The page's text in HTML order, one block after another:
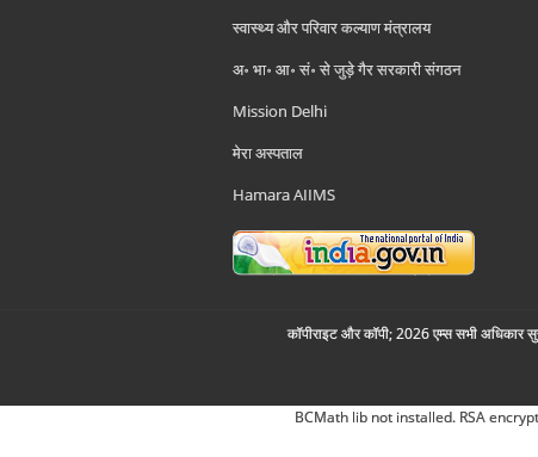
स्वास्थ्य और परिवार कल्याण मंत्रालय
अ॰ भा॰ आ॰ सं॰ से जुड़े गैर सरकारी संगठन
Mission Delhi
मेरा अस्पताल
Hamara AIIMS
कॉपीराइट और कॉपी; 2026 एम्स सभी अधिकार
BCMath lib not installed. RSA